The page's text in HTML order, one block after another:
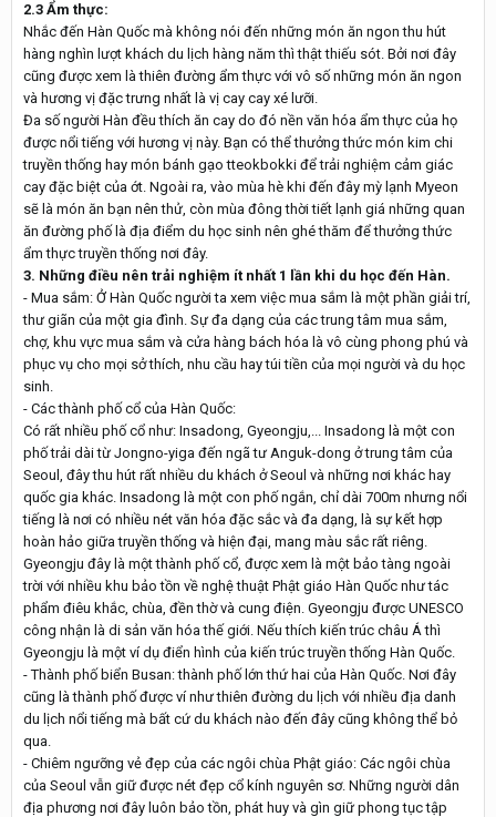
2.3 Ẩm thực:
Nhắc đến Hàn Quốc mà không nói đến những món ăn ngon thu hút
hàng nghìn lượt khách du lịch hàng năm thì thật thiếu sót. Bởi nơi đây
cũng được xem là thiên đường ẩm thực với vô số những món ăn ngon
và hương vị đặc trưng nhất là vị cay cay xé lưỡi.
Đa số người Hàn đều thích ăn cay do đó nền văn hóa ẩm thực của họ
được nổi tiếng với hương vị này. Bạn có thể thưởng thức món kim chi
truyền thống hay món bánh gạo tteokbokki để trải nghiệm cảm giác
cay đặc biệt của ớt. Ngoài ra, vào mùa hè khi đến đây mỳ lạnh Myeon
sẽ là món ăn bạn nên thử, còn mùa đông thời tiết lạnh giá những quan
ăn đường phố là địa điểm du học sinh nên ghé thăm để thưởng thức
ẩm thực truyền thống nơi đây.
3. Những điều nên trải nghiệm ít nhất 1 lần khi du học đến Hàn.
- Mua sắm: Ở Hàn Quốc người ta xem việc mua sắm là một phần giải trí,
thư giãn của một gia đình. Sự đa dạng của các trung tâm mua sắm,
chợ, khu vực mua sắm và cửa hàng bách hóa là vô cùng phong phú và
phục vụ cho mọi sở thích, nhu cầu hay túi tiền của mọi người và du học
sinh.
- Các thành phố cổ của Hàn Quốc:
Có rất nhiều phố cổ như: Insadong, Gyeongju,... Insadong là một con
phố trải dài từ Jongno-yiga đến ngã tư Anguk-dong ở trung tâm của
Seoul, đây thu hút rất nhiều du khách ở Seoul và những nơi khác hay
quốc gia khác. Insadong là một con phố ngắn, chỉ dài 700m nhưng nổi
tiếng là nơi có nhiều nét văn hóa đặc sắc và đa dạng, là sự kết hợp
hoàn hảo giữa truyền thống và hiện đại, mang màu sắc rất riêng.
Gyeongju đây là một thành phố cổ, được xem là một bảo tàng ngoài
trời với nhiều khu bảo tồn về nghệ thuật Phật giáo Hàn Quốc như tác
phẩm điêu khắc, chùa, đền thờ và cung điện. Gyeongju được UNESCO
công nhận là di sản văn hóa thế giới. Nếu thích kiến trúc châu Á thì
Gyeongju là một ví dụ điển hình của kiến trúc truyền thống Hàn Quốc.
- Thành phố biển Busan: thành phố lớn thứ hai của Hàn Quốc. Nơi đây
cũng là thành phố được ví như thiên đường du lịch với nhiều địa danh
du lịch nổi tiếng mà bất cứ du khách nào đến đây cũng không thể bỏ
qua.
- Chiêm ngưỡng vẻ đẹp của các ngôi chùa Phật giáo: Các ngôi chùa
của Seoul vẫn giữ được nét đẹp cổ kính nguyên sơ. Những người dân
địa phương nơi đây luôn bảo tồn, phát huy và gìn giữ phong tục tập